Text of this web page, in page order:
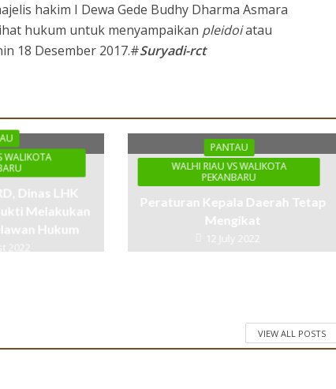
hakim I Dewa Gede Budhy Dharma Asmara
hukum untuk menyampaikan pleidoiatau
18 Desember 2017.#Suryadi-rct
WALIKOTA
Dinas LHK
Melakukan
Hukum
PANTAU
WALHI RIAU VS WALIKOTA
PEKANBARU
Peraturan Kepala Daerah Tetap
Mengikat
12 July 2022
VIEW ALL POSTS